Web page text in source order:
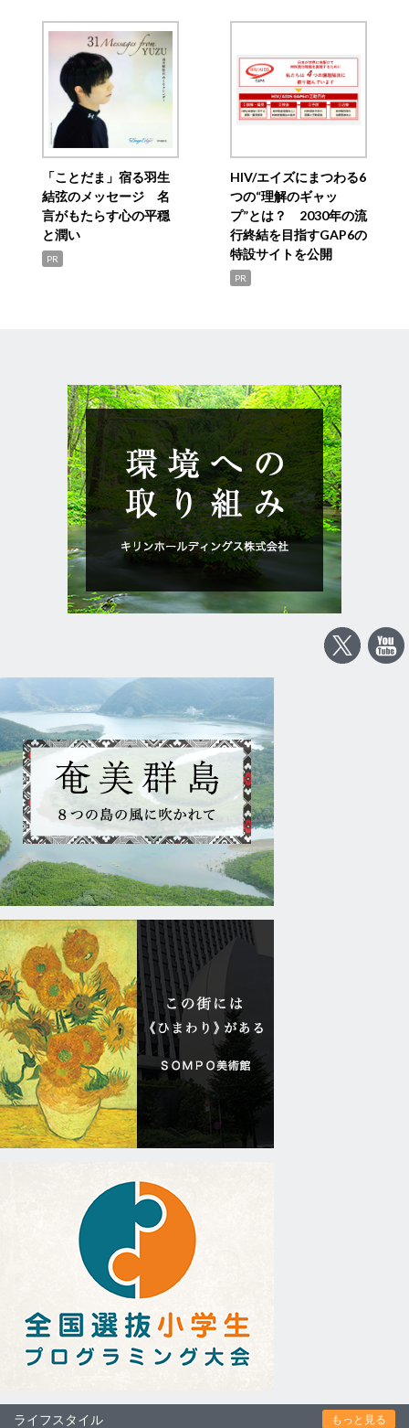
「ことだま」宿る羽生
結弦のメッセージ 名
言がもたらす心の平穏
と潤い
PR
HIV/エイズにまつわる6
つの“理解のギャッ
プ”とは？ 2030年の流
行終結を目指すGAP6の
特設サイトを公開
PR
ライフスタイル もっと見る